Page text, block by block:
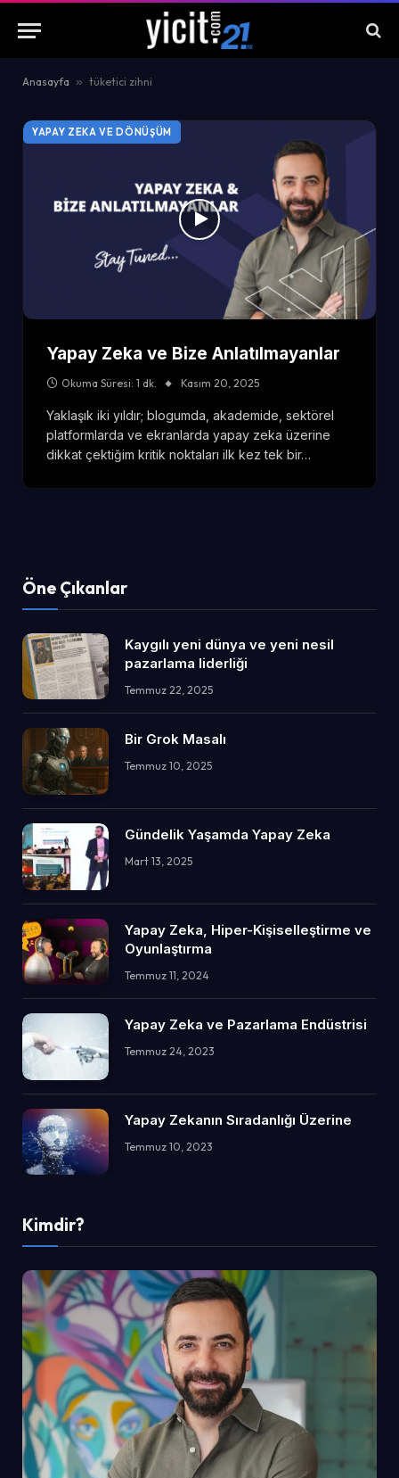
Anasayfa » tüketici zihni
YAPAY ZEKA VE DÖNÜŞÜM
Yapay Zeka ve Bize Anlatılmayanlar
Okuma Süresi: 1 dk. Kasım 20, 2025
Yaklaşık iki yıldır; blogumda, akademide, sektörel
platformlarda ve ekranlarda yapay zeka üzerine
dikkat çektiğim kritik noktaları ilk kez tek bir…
Öne Çıkanlar
Kaygılı yeni dünya ve yeni nesil
pazarlama liderliği
Temmuz 22, 2025
Bir Grok Masalı
Temmuz 10, 2025
Gündelik Yaşamda Yapay Zeka
Mart 13, 2025
Yapay Zeka, Hiper-Kişiselleştirme ve
Oyunlaştırma
Temmuz 11, 2024
Yapay Zeka ve Pazarlama Endüstrisi
Temmuz 24, 2023
Yapay Zekanın Sıradanlığı Üzerine
Temmuz 10, 2023
Kimdir?